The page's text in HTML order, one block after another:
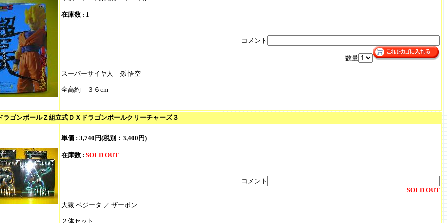
在庫数 : 1
コメント
数量
スーパーサイヤ人 孫 悟空
全高約 ３６cm
ラゴンボールＺ組立式ＤＸドラゴンボールクリーチャーズ３
単価 : 3,740円(税別：3,400円)
在庫数 : SOLD OUT
コメント
SOLD OUT
大猿 ベジータ ／ ザーボン
２体セット